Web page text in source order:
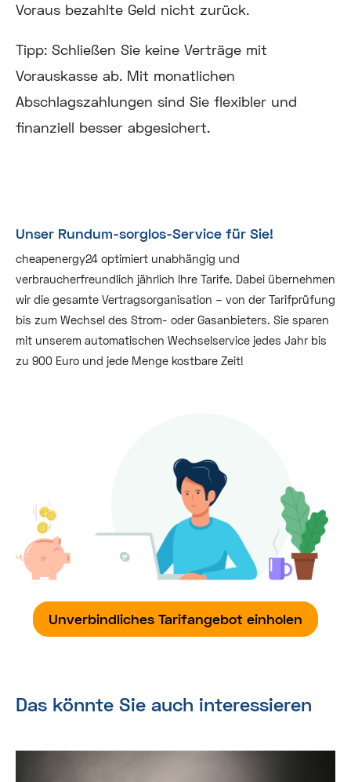
Voraus bezahlte Geld nicht zurück.
Tipp: Schließen Sie keine Verträge mit
Vorauskasse ab. Mit monatlichen
Abschlagszahlungen sind Sie flexibler und
finanziell besser abgesichert.
Unser Rundum-sorglos-Service für Sie!
cheapenergy24 optimiert unabhängig und
verbraucherfreundlich jährlich Ihre Tarife. Dabei übernehmen
wir die gesamte Vertragsorganisation – von der Tarifprüfung
bis zum Wechsel des Strom- oder Gasanbieters. Sie sparen
mit unserem automatischen Wechselservice jedes Jahr bis
zu 900 Euro und jede Menge kostbare Zeit!
Unverbindliches Tarifangebot einholen
Das könnte Sie auch interessieren